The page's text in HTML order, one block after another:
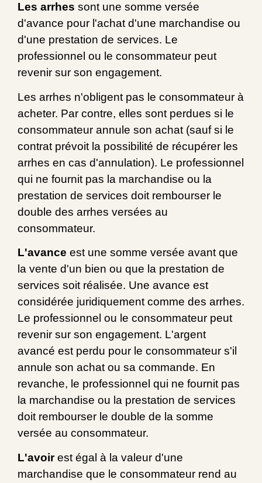
Les arrhes sont une somme versée
d'avance pour l'achat d'une marchandise ou
d'une prestation de services. Le
professionnel ou le consommateur peut
revenir sur son engagement.
Les arrhes n'obligent pas le consommateur à
acheter. Par contre, elles sont perdues si le
consommateur annule son achat (sauf si le
contrat prévoit la possibilité de récupérer les
arrhes en cas d'annulation). Le professionnel
qui ne fournit pas la marchandise ou la
prestation de services doit rembourser le
double des arrhes versées au
consommateur.
L'avance est une somme versée avant que
la vente d'un bien ou que la prestation de
services soit réalisée. Une avance est
considérée juridiquement comme des arrhes.
Le professionnel ou le consommateur peut
revenir sur son engagement. L'argent
avancé est perdu pour le consommateur s'il
annule son achat ou sa commande. En
revanche, le professionnel qui ne fournit pas
la marchandise ou la prestation de services
doit rembourser le double de la somme
versée au consommateur.
L'avoirest égal à la valeur d'une
marchandise que le consommateur rend au